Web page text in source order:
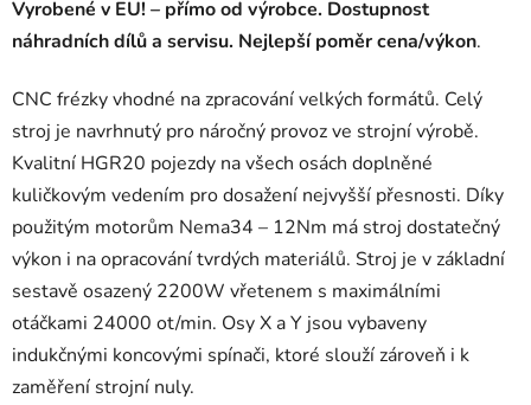
Vyrobené v EU! – přímo od výrobce. Dostupnost
náhradních dílů a servisu. Nejlepší poměr cena/výkon.
CNC frézky vhodné na zpracování velkých formátů. Celý
stroj je navrhnutý pro náročný provoz ve strojní výrobě.
Kvalitní HGR20 pojezdy na všech osách doplněné
kuličkovým vedením pro dosažení nejvyšší přesnosti. Díky
použitým motorům Nema34 – 12Nm má stroj dostatečný
výkon i na opracování tvrdých materiálů. Stroj je v základní
sestavě osazený 2200W vřetenem s maximálními
otáčkami 24000 ot/min. Osy X a Y jsou vybaveny
indukčnými koncovými spínači, ktoré slouží zároveň i k
zaměření strojní nuly.